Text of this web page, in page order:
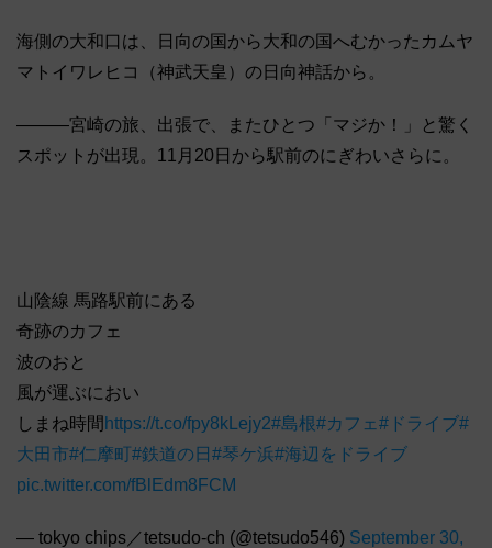
海側の大和口は、日向の国から大和の国へむかったカムヤ
マトイワレヒコ（神武天皇）の日向神話から。
―――宮崎の旅、出張で、またひとつ「マジか！」と驚く
スポットが出現。11月20日から駅前のにぎわいさらに。
山陰線 馬路駅前にある
奇跡のカフェ
波のおと
風が運ぶにおい
しまね時間 https://t.co/fpy8kLejy2#島根#カフェ#ドライブ#
大田市#仁摩町#鉄道の日 #琴ケ浜#海辺をドライブ
pic.twitter.com/fBlEdm8FCM
— tokyo chips／tetsudo-ch (@tetsudo546) September 30,